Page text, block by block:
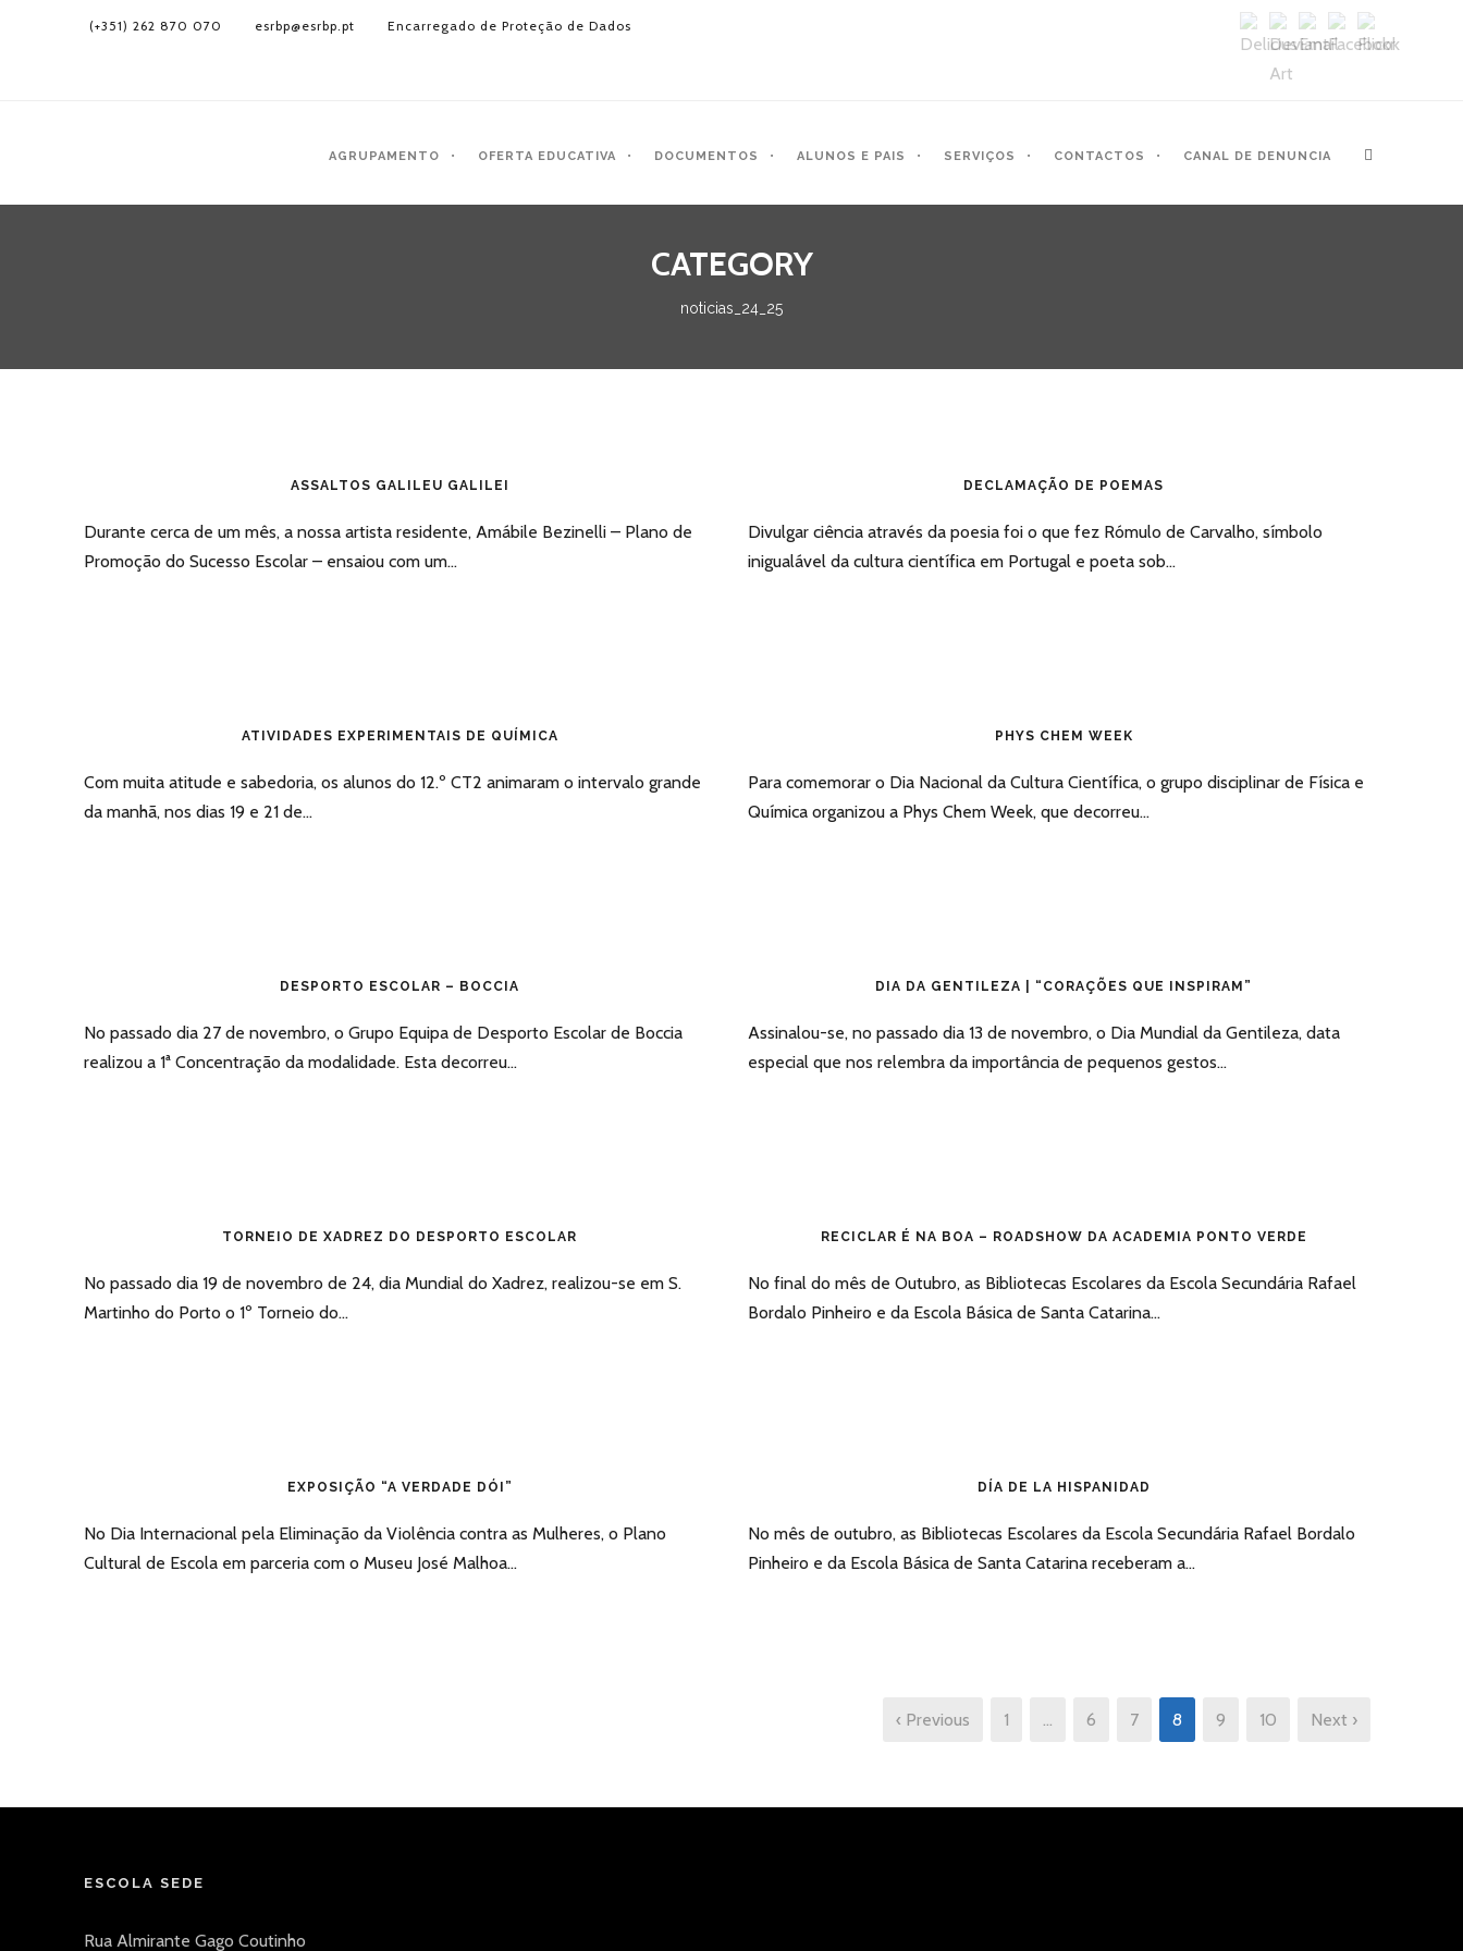
(+351) 262 870 070 esrbp@esrbp.pt Encarregado de Proteção de Dados
AGRUPAMENTO OFERTA EDUCATIVA DOCUMENTOS ALUNOS E PAIS SERVIÇOS CONTACTOS CANAL DE DENUNCIA
CATEGORY
noticias_24_25
ASSALTOS GALILEU GALILEI
Durante cerca de um mês, a nossa artista residente, Amábile Bezinelli – Plano de
Promoção do Sucesso Escolar – ensaiou com um...
DECLAMAÇÃO DE POEMAS
Divulgar ciência através da poesia foi o que fez Rómulo de Carvalho, símbolo
inigualável da cultura científica em Portugal e poeta sob...
ATIVIDADES EXPERIMENTAIS DE QUÍMICA
Com muita atitude e sabedoria, os alunos do 12.º CT2 animaram o intervalo grande
da manhã, nos dias 19 e 21 de...
PHYS CHEM WEEK
Para comemorar o Dia Nacional da Cultura Científica, o grupo disciplinar de Física e
Química organizou a Phys Chem Week, que decorreu...
DESPORTO ESCOLAR – BOCCIA
No passado dia 27 de novembro, o Grupo Equipa de Desporto Escolar de Boccia
realizou a 1ª Concentração da modalidade. Esta decorreu...
DIA DA GENTILEZA | “CORAÇÕES QUE INSPIRAM”
Assinalou-se, no passado dia 13 de novembro, o Dia Mundial da Gentileza, data
especial que nos relembra da importância de pequenos gestos...
TORNEIO DE XADREZ DO DESPORTO ESCOLAR
No passado dia 19 de novembro de 24, dia Mundial do Xadrez, realizou-se em S.
Martinho do Porto o 1º Torneio do...
RECICLAR É NA BOA – ROADSHOW DA ACADEMIA PONTO VERDE
No final do mês de Outubro, as Bibliotecas Escolares da Escola Secundária Rafael
Bordalo Pinheiro e da Escola Básica de Santa Catarina...
EXPOSIÇÃO “A VERDADE DÓI”
No Dia Internacional pela Eliminação da Violência contra as Mulheres, o Plano
Cultural de Escola em parceria com o Museu José Malhoa...
DÍA DE LA HISPANIDAD
No mês de outubro, as Bibliotecas Escolares da Escola Secundária Rafael Bordalo
Pinheiro e da Escola Básica de Santa Catarina receberam a...
‹ Previous 1 … 6 7 8 9 10 Next ›
ESCOLA SEDE
Rua Almirante Gago Coutinho